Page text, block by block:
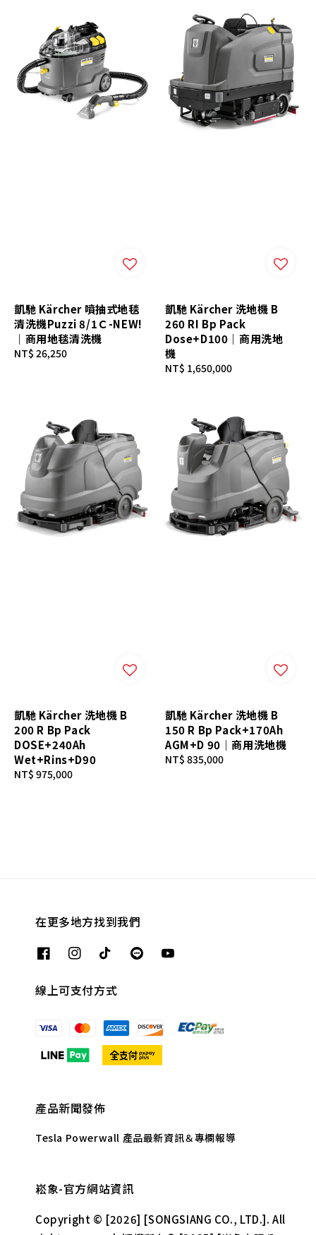
凱馳 Kärcher 噴抽式地毯
清洗機Puzzi 8/1Ｃ-NEW!
｜商用地毯清洗機
Regular
NT$ 26,250
凱馳 Kärcher 洗地機 B
260 RI Bp Pack
Dose+D100｜商用洗地
機
Regular
NT$ 1,650,000
凱馳 Kärcher 洗地機 B
200 R Bp Pack
DOSE+240Ah
Wet+Rins+D90
Regular
NT$ 975,000
凱馳 Kärcher 洗地機 B
150 R Bp Pack+170Ah
AGM+D 90｜商用洗地機
Regular
NT$ 835,000
在更多地方找到我們
線上可支付方式
產品新聞發佈
Tesla Powerwall 產品最新資訊＆專欄報導
崧象-官方網站資訊
Copyright © [2026] [SONGSIANG CO., LTD.]. All